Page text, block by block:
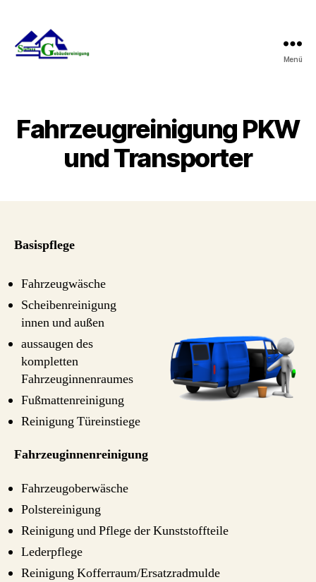
Menü
Fahrzeugreinigung PKW
und Transporter
Basispflege
Fahrzeugwäsche
Scheibenreinigung
innen und außen
aussaugen des
kompletten
Fahrzeuginnenraumes
Fußmattenreinigung
Reinigung Türeinstiege
Fahrzeuginnenreinigung
Fahrzeugoberwäsche
Polstereinigung
Reinigung und Pflege der Kunststoffteile
Lederpflege
Reinigung Kofferraum/Ersatzradmulde